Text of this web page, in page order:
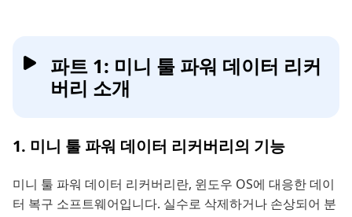
파트 1: 미니 툴 파워 데이터 리커
버리 소개
1. 미니 툴 파워 데이터 리커버리의 기능
미니 툴 파워 데이터 리커버리란, 윈도우 OS에 대응한 데이
터 복구 소프트웨어입니다. 실수로 삭제하거나 손상되어 분